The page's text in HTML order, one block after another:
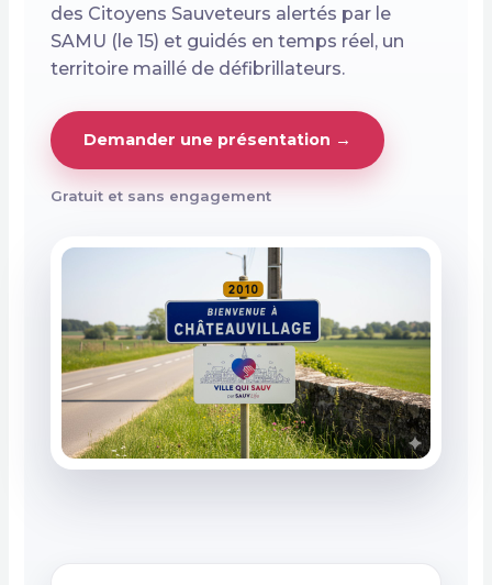
des Citoyens Sauveteurs alertés par le
SAMU (le 15) et guidés en temps réel, un
territoire maillé de défibrillateurs.
Demander une présentation →
Gratuit et sans engagement